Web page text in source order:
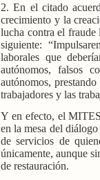
2. En el citado
crecimiento y la
lucha contra el fraude
siguiente:
laborales que
autónomos, falsos
autónomos,
trabajadores y las
Y en efecto, el
en la mesa del
de servicios de
únicamente, aunque
de restauración.